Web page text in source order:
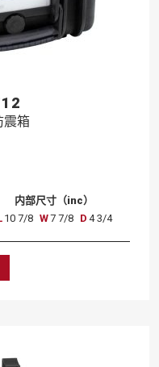
震箱
内部尺寸（inc）
10 7/8 W7 7/8 D 4 3/4